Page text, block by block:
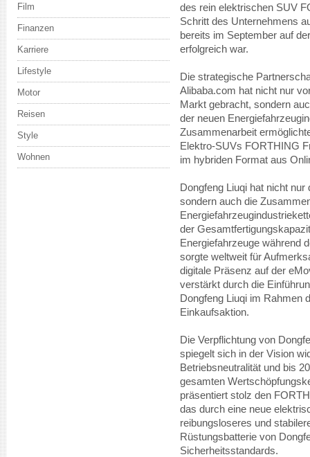
des rein elektrischen SUV
Schritt des Unternehmens
bereits im September auf
erfolgreich war.
Die strategische
Alibaba.com hat nicht nur
Markt gebracht, sondern
der neuen
Zusammenarbeit
Elektro-SUVs FORTHING
im hybriden Format aus
Dongfeng Liuqi hat nicht
sondern auch die
der
Energiefahrzeuge während
sorgte weltweit für
digitale Präsenz auf der
verstärkt durch die
Dongfeng Liuqi im Rahmen
Einkaufsaktion.
Die Verpflichtung von
spiegelt sich in der Vision
Betriebsneutralität und bis
gesamten
präsentiert stolz den
das durch eine neue
reibungsloseres und
Rüstungsbatterie von
Sicherheitsstandards.
Film
Finanzen
Karriere
Lifestyle
Motor
Reisen
Style
Wohnen